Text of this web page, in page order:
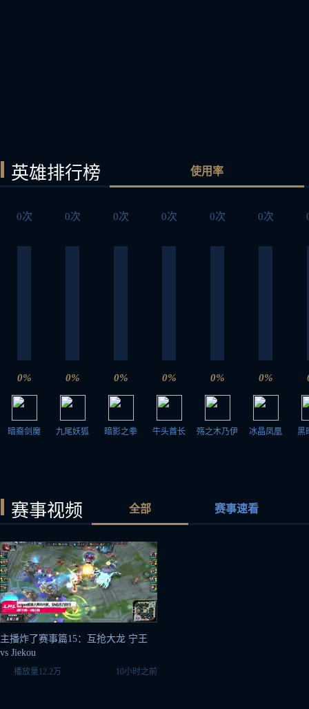
英雄排行榜 使用率
0次
0%
暗裔剑魔
0次
0%
九尾妖狐
0次
0%
暗影之拳
0次
0%
牛头酋长
0次
0%
殇之木乃伊
0次
0%
冰晶凤凰 黑
赛事视频 全部 赛事速看
85:51
主播炸了赛事篇15：互抢大龙 宁王
vs Jiekou
播放量12.2万 10小时之前